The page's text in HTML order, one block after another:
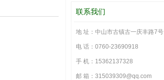
联系我们
地 址：中山市古镇古一庆丰路7号
电 话：0760-23690918
手 机：15362137328
邮 箱：315039309@qq.com